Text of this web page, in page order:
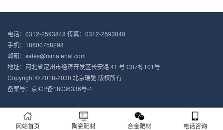
电话：0312-2593848 传真：0312-2593848
手机：18600758298
邮箱：sales@rsmaterial.com
地址：河北省定州市经济开发区长安路 41 号 C07栋101号
Copyright © 2018-2030 北京瑞弛 版权所有
备案号： 京ICP备18036336号-1
网站首页 陶瓷靶材 合金靶材 电话咨询